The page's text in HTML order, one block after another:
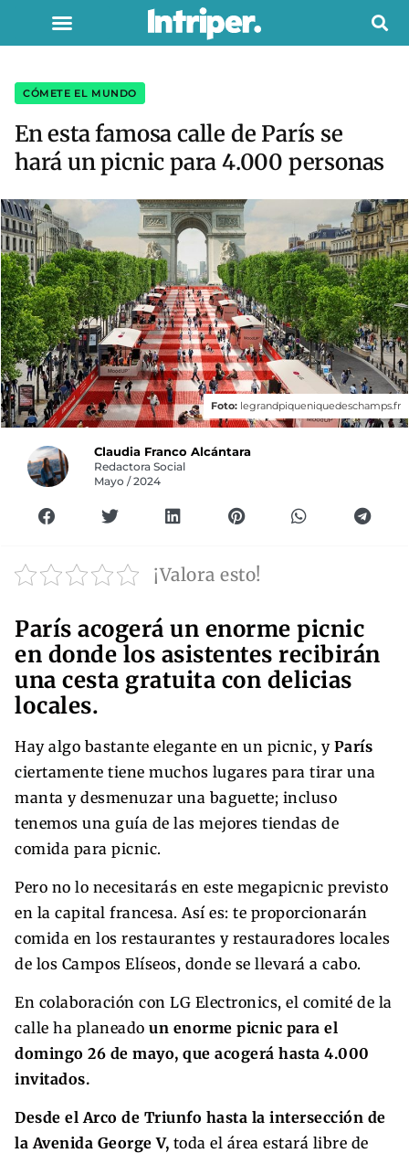
CÓMETE EL MUNDO
En esta famosa calle de París se
hará un picnic para 4.000 personas
Foto: legrandpiqueniquedeschamps.fr
Claudia Franco Alcántara
Redactora Social
Mayo / 2024
¡Valora esto!
París acogerá un enorme picnic
en donde los asistentes recibirán
una cesta gratuita con delicias
locales.
Hay algo bastante elegante en un picnic, yParís
ciertamente tiene muchos lugares para tirar una
manta y desmenuzar una baguette; incluso
tenemos una guía de las mejores tiendas de
comida para picnic.
Pero no lo necesitarás en este megapicnic previsto
en la capital francesa. Así es: te proporcionarán
comida en los restaurantes y restauradores locales
de los Campos Elíseos, donde se llevará a cabo.
En colaboración con LG Electronics, el comité de la
calle ha planeado un enorme picnic para el
domingo 26 de mayo, que acogerá hasta 4.000
invitados.
Desde el Arco de Triunfo hasta la intersección de
la Avenida George V, toda el área estará libre de